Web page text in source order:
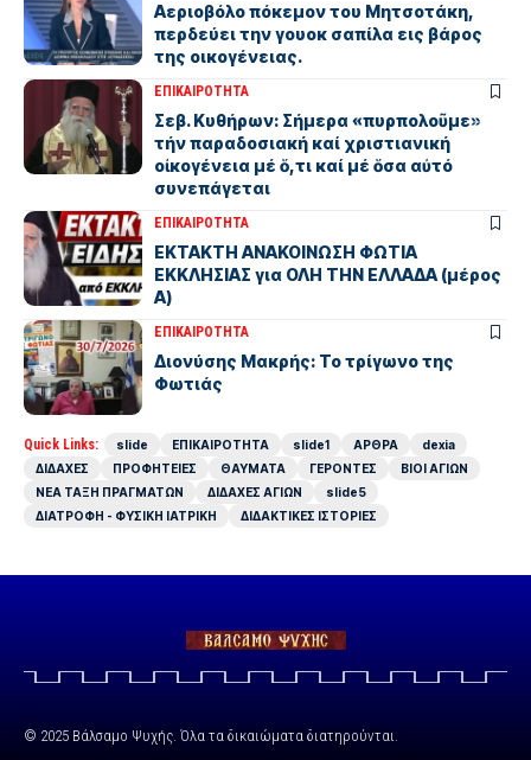
Αεριοβόλο πόκεμον του Μητσοτάκη,
περδεύει την γουοκ σαπίλα εις βάρος
της οικογένειας.
ΕΠΙΚΑΙΡΟΤΗΤΑ
Σεβ. Κυθήρων: Σήμερα «πυρπολοῦμε»
τήν παραδοσιακή καί χριστιανική
οἰκογένεια μέ ὅ,τι καί μέ ὅσα αὐτό
συνεπάγεται
ΕΠΙΚΑΙΡΟΤΗΤΑ
ΕΚΤΑΚΤΗ ΑΝΑΚΟΙΝΩΣΗ ΦΩΤΙΑ
ΕΚΚΛΗΣΙΑΣ για ΟΛΗ ΤΗΝ ΕΛΛΑΔΑ (μέρος
Α)
ΕΠΙΚΑΙΡΟΤΗΤΑ
Διονύσης Μακρής: Το τρίγωνο της
Φωτιάς
Quick Links: slide ΕΠΙΚΑΙΡΟΤΗΤΑ slide1 ΑΡΘΡΑ
dexia
ΔΙΔΑΧΕΣ
ΠΡΟΦΗΤΕΙΕΣ ΘΑΥΜΑΤΑ ΓΕΡΟΝΤΕΣ
ΒΙΟΙ ΑΓΙΩΝ
ΝΕΑ ΤΑΞΗ ΠΡΑΓΜΑΤΩΝ
ΔΙΔΑΧΕΣ ΑΓΙΩΝ
slide5
ΔΙΑΤΡΟΦΗ - ΦΥΣΙΚΗ ΙΑΤΡΙΚΗ
ΔΙΔΑΚΤΙΚΕΣ ΙΣΤΟΡΙΕΣ
© 2025 Βάλσαμο Ψυχής. Όλα τα δικαιώματα διατηρούνται.